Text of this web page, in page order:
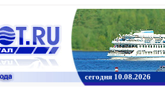
сегодня 10.08.2026